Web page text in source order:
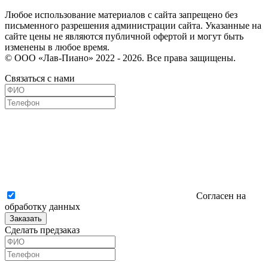
Любое использование материалов с сайта запрещено без
письменного разрешения администрации сайта. Указанные на
сайте цены не являются публичной офертой и могут быть
изменены в любое время.
© ООО «Лав-Пиано» 2022 - 2026. Все права защищены.
Связаться с нами
Согласен на
обработку данных
Заказать
Сделать предзаказ